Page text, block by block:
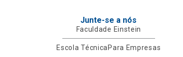
Junte-se a nós
Faculdade Einstein
Escola Técnica Para Empresas